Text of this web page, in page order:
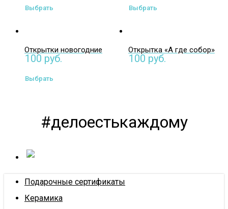
параметры
параметры
Открытки новогодние
100 руб.
параметры
Открытка «А где собор»
100 руб.
#делоестькаждому
Подарочные сертификаты
Керамика